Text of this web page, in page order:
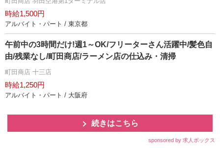
時給1,500円
アルバイト・パート / 東京都
午前中の3時間だけ!週1～OK/フリーターさん活躍中/髪色自
由/残業なし/町田商店/ラーメン店の仕込み・清掃
町田商店 十三店
時給1,250円
アルバイト・パート / 大阪府
続きはこちら
sponsored by 求人ボックス